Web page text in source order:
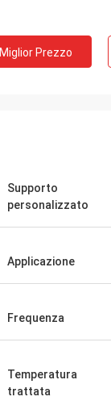
Miglior Prezzo
Supporto
personalizzato
Applicazione
Frequenza
Temperatura
trattata